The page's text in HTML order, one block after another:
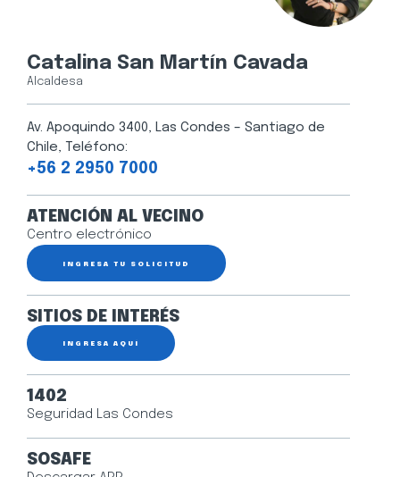
Catalina San Martín Cavada
Alcaldesa
Av. Apoquindo 3400, Las Condes – Santiago de
Chile, Teléfono:
+56 2 2950 7000
ATENCIÓN AL VECINO
Centro electrónico
INGRESA TU SOLICITUD
SITIOS DE INTERÉS
INGRESA AQUÍ
1402
Seguridad Las Condes
SOSAFE